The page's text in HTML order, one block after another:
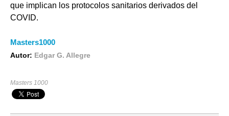
que implican los protocolos sanitarios derivados del
COVID.
Masters1000
Autor: Edgar G. Allegre
Masters 1000